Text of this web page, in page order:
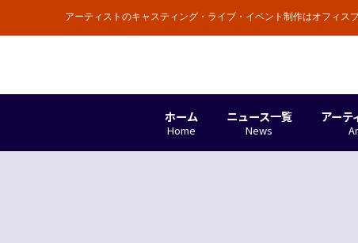
アーティストのキャスティング・ライブ・イベント制作はオフィス
ホーム
Home
ニュース一覧
News
アーテ